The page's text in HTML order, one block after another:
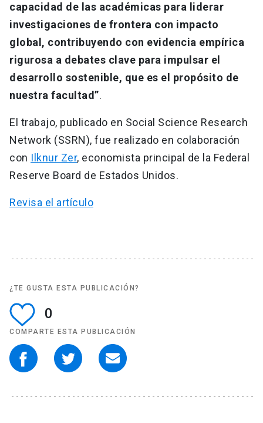
capacidad de las académicas para liderar
investigaciones de frontera con impacto
global, contribuyendo con evidencia empírica
rigurosa a debates clave para impulsar el
desarrollo sostenible, que es el propósito de
nuestra facultad”.
El trabajo, publicado en Social Science Research
Network (SSRN), fue realizado en colaboración
con Ilknur Zer, economista principal de la Federal
Reserve Board de Estados Unidos.
Revisa el artículo
¿TE GUSTA ESTA PUBLICACIÓN?
0
COMPARTE ESTA PUBLICACIÓN